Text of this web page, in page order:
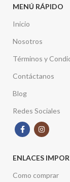
MENÚ RÁPIDO
Inicio
Nosotros
Términos y
Contáctanos
Blog
Redes Sociales
ENLACES
Como comprar